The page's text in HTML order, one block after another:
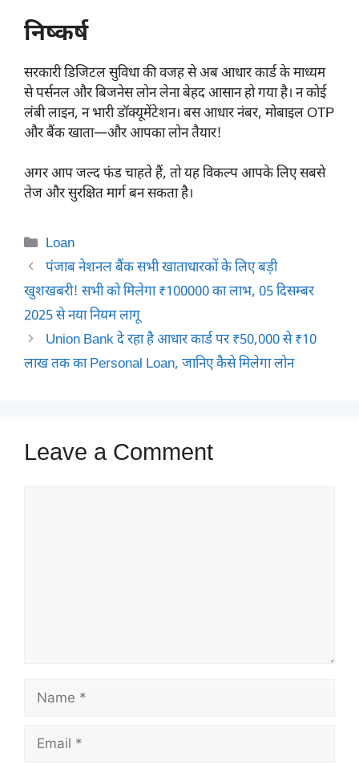
निष्कर्ष
सरकारी डिजिटल सुविधा की वजह से अब आधार कार्ड के माध्यम
से पर्सनल और बिजनेस लोन लेना बेहद आसान हो गया है। न कोई
लंबी लाइन, न भारी डॉक्यूमेंटेशन। बस आधार नंबर, मोबाइल OTP
और बैंक खाता—और आपका लोन तैयार!
अगर आप जल्द फंड चाहते हैं, तो यह विकल्प आपके लिए सबसे
तेज और सुरक्षित मार्ग बन सकता है।
Categories
Loan
पंजाब नेशनल बैंक सभी खाताधारकों के लिए बड़ी
खुशखबरी! सभी को मिलेगा ₹100000 का लाभ, 05 दिसम्बर
2025 से नया नियम लागू
Union Bank दे रहा है आधार कार्ड पर ₹50,000 से ₹10
लाख तक का Personal Loan, जानिए कैसे मिलेगा लोन
Leave a Comment
Name
Email